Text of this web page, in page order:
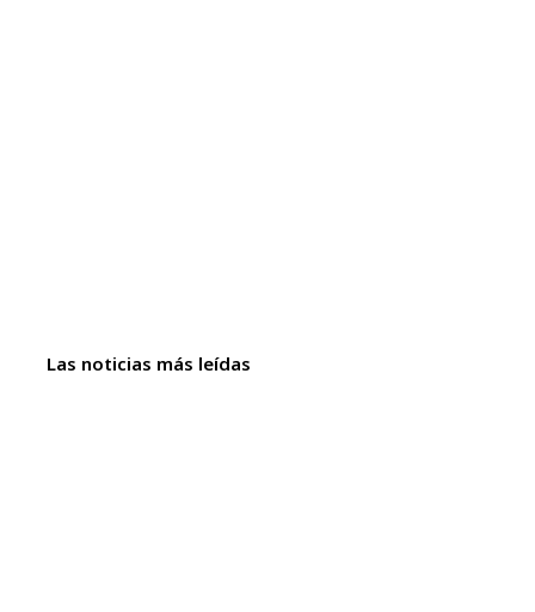
Las noticias más leídas